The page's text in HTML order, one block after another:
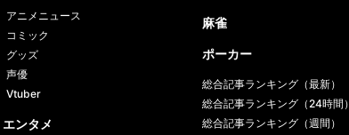
アニメニュース
コミック
グッズ
声優
Vtuber
エンタメ
麻雀
ポーカー
総合記事ランキング（最新）
総合記事ランキング（24時間）
総合記事ランキング（週間）